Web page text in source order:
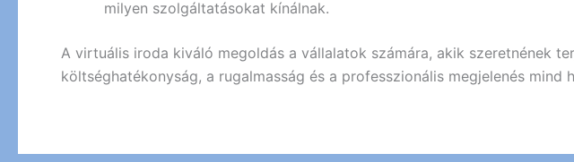
milyen szolgáltatásokat kínálnak.
A virtuális iroda kiváló megoldás a vállalatok számára, akik szeretnének
költséghatékonyság, a rugalmasság és a professzionális megjelenés